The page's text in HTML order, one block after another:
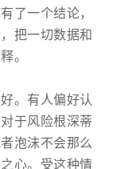
了一个结论，
把一切数据和
。
。有人偏好认
于风险根深蒂
泡沫不会那么
心。受这种情